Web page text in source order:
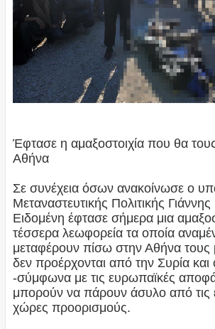
Έφτασε η αμαξοστοιχία που θα
Αθήνα
Σε συνέχεια όσων ανακοίνωσε ο
Μεταναστευτικής Πολιτικής
Ειδομένη έφτασε σήμερα μια
τέσσερα λεωφορεία τα οποία
μεταφέρουν πίσω στην Αθήνα τους
δεν προέρχονται από την Συρία και
-σύμφωνα με τις ευρωπαϊκές
μπορούν να πάρουν άσυλο από τις
χώρες προορισμούς.